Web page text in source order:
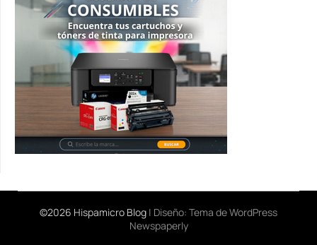
©2026 Hispamicro Blog | Diseño: Tema de WordPress
Newspaperly